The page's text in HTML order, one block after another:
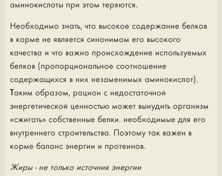
аминокислоты при этом теряются.
Необходимо знать, что высокое содержание белков
в корме не является синонимом его высокого
качества и что важно происхождение используемых
белков (пропорциональное соотношение
содержащихся в них незаменимых аминокислот).
Таким образом, рацион с недостаточной
энергетической ценностью может вынудить организм
«сжигать» собственные белки. необходимые для его
внутреннего строительства. Поэтому так важен в
корме баланс энергии и протеинов.
Жиры - не только источник энергии